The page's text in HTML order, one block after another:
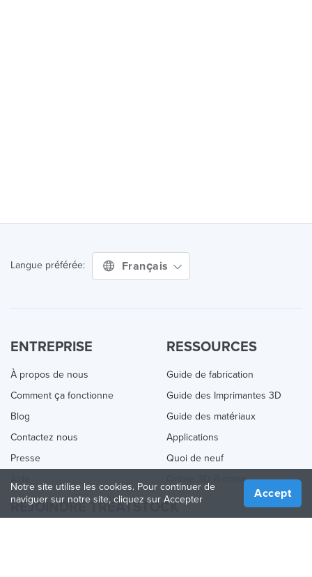
Langue préférée: Français
ENTREPRISE
À propos de nous
Comment ça fonctionne
Blog
Contactez nous
Presse
RESSOURCES
Guide de fabrication
Guide des Imprimantes 3D
Guide des matériaux
Applications
Quoi de neuf
Online 3D Printing
REJOINDRE TREATSTOCK
Notre site utilise les cookies. Pour continuer de
naviguer sur notre site, cliquez sur Accepter
Accept